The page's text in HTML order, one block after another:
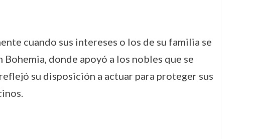
cuando sus intereses o los de su familia se
donde apoyó a los nobles que se
su disposición a actuar para proteger sus